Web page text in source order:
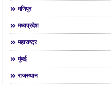
मणिपुर
मध्यप्रदेश
महाराष्ट्र
मुंबई
राजस्थान